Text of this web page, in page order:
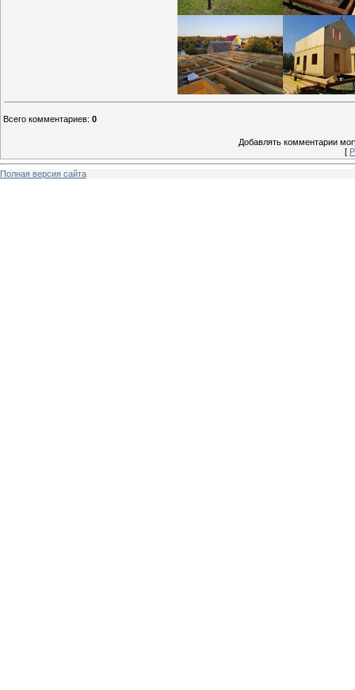
Всего комментариев: 0
Добавлять комментарии
[
Полная версия сайта